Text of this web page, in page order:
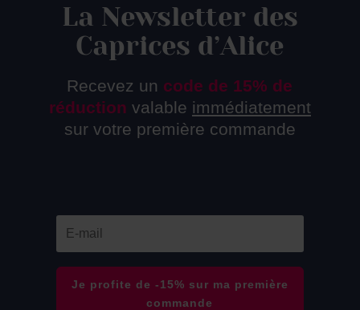
La Newsletter des
Caprices d’Alice
Recevez un code de 15% de
réduction valable immédiatement
sur votre première commande
Je profite de -15% sur ma première
commande